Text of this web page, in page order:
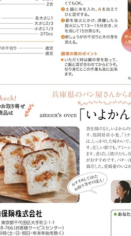
野菜料理(ズッキーニ・コーン・
ら豆・えんどう・オクラ)
野菜料理(玉ねぎ・ねぎ・アボカ
セロリ・アスパラガス)
根菜料理（にんじん・ごぼう・
んこん・ビーツ)
芋類(じゃが芋・さつま芋・里芋
もやし・豆苗・たけのこ・せり・
山菜料理
洋菓子 (焼き菓子)
洋菓子 (冷菓)